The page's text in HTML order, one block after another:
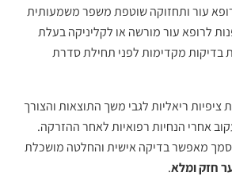
רופא עור ותחזוקה שוטפת משפר משמעותית
לרופא עור מורשה או לקליניקה בעלת
בדיקות מקדימות לפני תחילת סדרת
ציפיות ריאליות לגבי משך התוצאות והצורך
אחרי הנחיות רפואיות לאחר ההזרקה.
מאפשר בדיקה אישית והחלטה מושכלת
חזק ומלא.